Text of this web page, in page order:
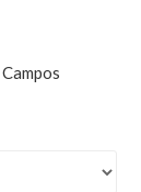
Campos